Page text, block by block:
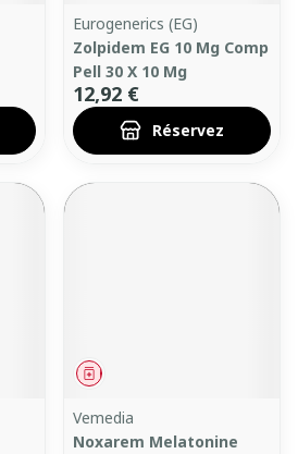
Eurogenerics (EG)
Zolpidem EG 10 Mg Comp
Pell 30 X 10 Mg
12,92 €
Réservez
Médicament
Vemedia
Noxarem Melatonine